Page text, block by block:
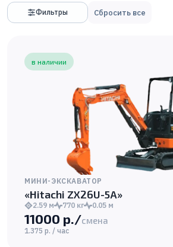
Фильтры Сбросить все
в наличии
МИНИ-ЭКСКАВАТОР
«Hitachi ZX26U-5A»
2.59 м 770 кг 0.05 м
11000 р./смена
1.375 р. / час